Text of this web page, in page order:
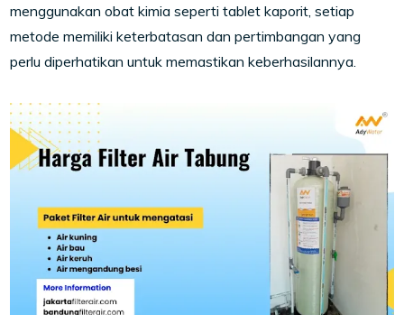
menggunakan obat kimia seperti tablet kaporit, setiap
metode memiliki keterbatasan dan pertimbangan yang
perlu diperhatikan untuk memastikan keberhasilannya.